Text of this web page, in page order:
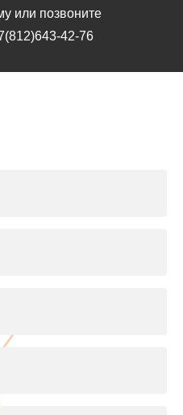
или позвоните
42-76